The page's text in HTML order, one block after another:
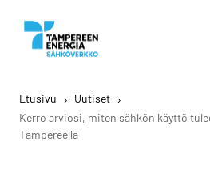
Etusivu › Uutiset ›
Kerro arviosi, miten sähkön käyttö
Tampereella